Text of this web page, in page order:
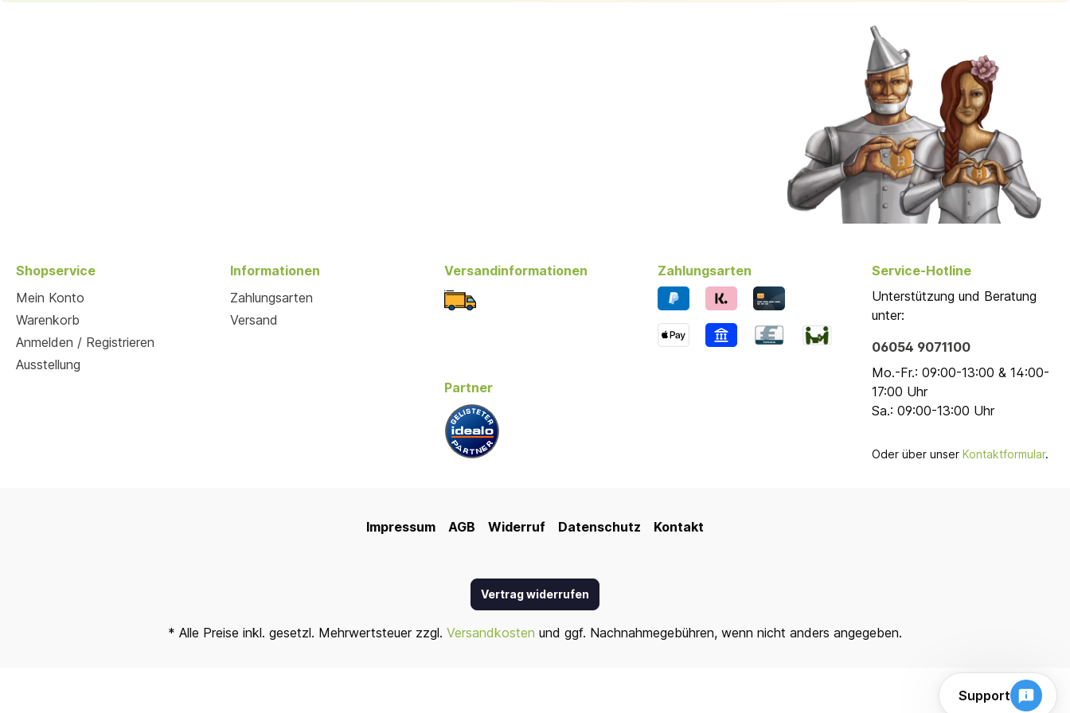
Shopservice
Mein Konto
Warenkorb
Anmelden / Registrieren
Ausstellung
Informationen
Zahlungsarten
Versand
Versandinformationen
Partner
Zahlungsarten
Service-Hotline
Unterstützung und Beratung
unter:
06054 9071100
Mo.-Fr.: 09:00-13:00 & 14:00-
17:00 Uhr
Sa.: 09:00-13:00 Uhr
Oder über unserKontaktformular.
Impressum AGB Widerruf Datenschutz Kontakt
Vertrag widerrufen
* Alle Preise inkl. gesetzl. Mehrwertsteuer zzgl. Versandkosten und ggf. Nachnahmegebühren, wenn nicht anders angegeben.
Support